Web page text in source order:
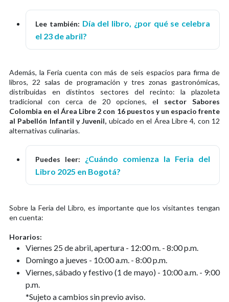
Lee también: Día del libro, ¿por qué se celebra
el 23 de abril?
Además, la Feria cuenta con más de seis espacios para firma de
libros, 22 salas de programación y tres zonas gastronómicas,
distribuidas en distintos sectores del recinto: la plazoleta
tradicional con cerca de 20 opciones, el sector Sabores
Colombia en el Área Libre 2 con 16 puestos y un espacio frente
al Pabellón Infantil y Juvenil, ubicado en el Área Libre 4, con 12
alternativas culinarias.
Puedes leer: ¿Cuándo comienza la Feria del
Libro 2025 en Bogotá?
Sobre la Feria del Libro, es importante que los visitantes tengan
en cuenta:
Horarios:
Viernes 25 de abril, apertura - 12:00 m. - 8:00 p.m.
Domingo a jueves - 10:00 a.m. - 8:00 p.m.
Viernes, sábado y festivo (1 de mayo) - 10:00 a.m. - 9:00
p.m.
*Sujeto a cambios sin previo aviso.